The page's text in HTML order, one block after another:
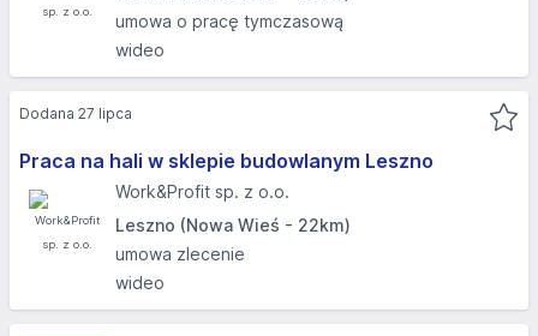
umowa o pracę tymczasową
wideo
Praca na hali w sklepie budowlanym Leszno
Work&Profit sp. z o.o.
Leszno (Nowa Wieś - 22km)
umowa zlecenie
wideo
Dodana 27 lipca